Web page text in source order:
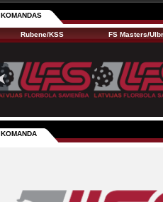
KOMANDAS
Rubene/KSS FS Masters/
KOMANDA